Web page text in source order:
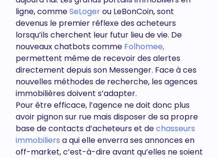
ligne, commeSeLogerou LeBonCoin, sont
devenus le premier réflexe des acheteurs
lorsqu’ils cherchent leur futur lieu de vie. De
nouveaux chatbots comme Folhomee,
permettent même de recevoir des alertes
directement depuis son Messenger. Face à ces
nouvelles méthodes de recherche, les agences
immobilières doivent s’adapter.
Pour être efficace, l’agence ne doit donc plus
avoir pignon sur rue mais disposer de sa propre
base de contacts d’acheteurs et dechasseurs
immobiliers a qui elle enverra ses annonces en
off-market, c’est-à-dire avant qu’elles ne soient